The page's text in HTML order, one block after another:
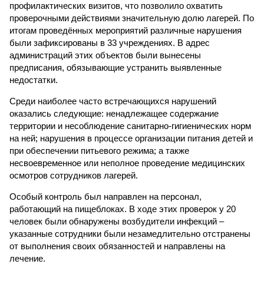
профилактических визитов, что позволило охватить
проверочными действиями значительную долю лагерей. По
итогам проведённых мероприятий различные нарушения
были зафиксированы в 33 учреждениях. В адрес
администраций этих объектов были вынесены
предписания, обязывающие устранить выявленные
недостатки.
Среди наиболее часто встречающихся нарушений
оказались следующие: ненадлежащее содержание
территории и несоблюдение санитарно-гигиенических норм
на ней; нарушения в процессе организации питания детей и
при обеспечении питьевого режима; а также
несвоевременное или неполное проведение медицинских
осмотров сотрудников лагерей.
Особый контроль был направлен на персонал,
работающий на пищеблоках. В ходе этих проверок у 20
человек были обнаружены возбудители инфекций –
указанные сотрудники были незамедлительно отстранены
от выполнения своих обязанностей и направлены на
лечение.